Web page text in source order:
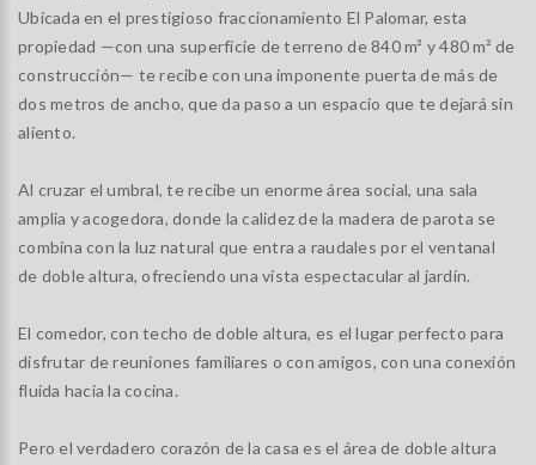
Ubicada en el prestigioso fraccionamiento El Palomar, esta
propiedad —con una superficie de terreno de 840 m² y 480 m² de
construcción— te recibe con una imponente puerta de más de
dos metros de ancho, que da paso a un espacio que te dejará sin
aliento.
Al cruzar el umbral, te recibe un enorme área social, una sala
amplia y acogedora, donde la calidez de la madera de parota se
combina con la luz natural que entra a raudales por el ventanal
de doble altura, ofreciendo una vista espectacular al jardín.
El comedor, con techo de doble altura, es el lugar perfecto para
disfrutar de reuniones familiares o con amigos, con una conexión
fluida hacia la cocina.
Pero el verdadero corazón de la casa es el área de doble altura